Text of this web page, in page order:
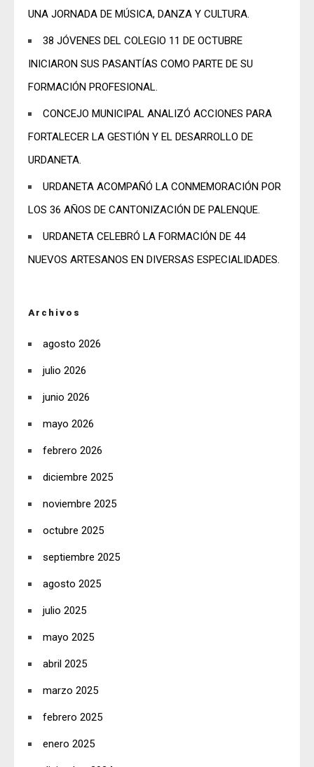
UNA JORNADA DE MÚSICA, DANZA Y CULTURA.
38 JÓVENES DEL COLEGIO 11 DE OCTUBRE
INICIARON SUS PASANTÍAS COMO PARTE DE SU
FORMACIÓN PROFESIONAL.
CONCEJO MUNICIPAL ANALIZÓ ACCIONES PARA
FORTALECER LA GESTIÓN Y EL DESARROLLO DE
URDANETA.
URDANETA ACOMPAÑÓ LA CONMEMORACIÓN POR
LOS 36 AÑOS DE CANTONIZACIÓN DE PALENQUE.
URDANETA CELEBRÓ LA FORMACIÓN DE 44
NUEVOS ARTESANOS EN DIVERSAS ESPECIALIDADES.
Archivos
agosto 2026
julio 2026
junio 2026
mayo 2026
febrero 2026
diciembre 2025
noviembre 2025
octubre 2025
septiembre 2025
agosto 2025
julio 2025
mayo 2025
abril 2025
marzo 2025
febrero 2025
enero 2025